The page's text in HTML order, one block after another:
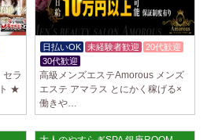
女店長または在籍セラピストが講…
ります 完全歩合で50%〜60%以上！！ 掛
嬉しい高待遇が盛りだくさんです♪ …
ラ
★
日払いOK 未経験者歓迎
20代歓迎
30代歓迎
高級メンズエステAmorous メンズ
エステ アマラス とにかく稼げる×
働きや…